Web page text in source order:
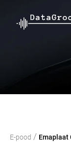
E-pood / Emaplaat